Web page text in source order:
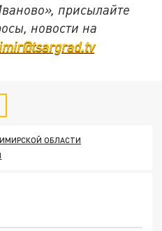
присылайте
новости на
ОБЛАСТИ